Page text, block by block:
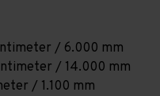
/ 6.000 mm
/ 14.000 mm
/ 1.100 mm